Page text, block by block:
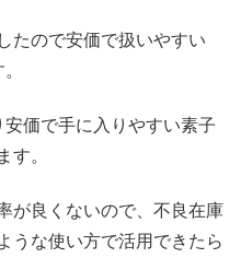
たので安価で扱いやすい
価で手に入りやすい素子
す。
が良くないので、不良在庫
うな使い方で活用できたら